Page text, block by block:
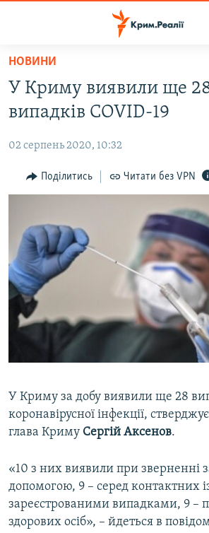
Перейти
основного
матеріалу
до
навігації
Перейти
пошуку
ВОДА.КРИМ
ПОЛІТИКА
БЛОГИ
ІНТЕРВ'Ю
ВСЕ ЗА ДЕНЬ
СПЕЦПРОЕКТИ
ДЕПОРТАЦІЯ
ВІДЕОУРОКИ «ELIFBE»
ІНФОГРАФІКА
ЯК ОБІЙТИ БЛОКУВАННЯ
Русский
Qırımtatar
ДОЛУЧАЙСЯ!
Усі сайти RFE/RL
НОВИНИ
У Криму виявили ще
випадків COVID-19
02 серпень 2020, 10:32
Поділитись Читати без VPN
У Криму за добу виявили ще 28
коронавірусної інфекції,
глава Криму Сергій Аксенов.
«10 з них виявили при зверненні
допомогою, 9 – серед контактних
зареєстрованими випадками, 9 –
здорових осіб», – йдеться в